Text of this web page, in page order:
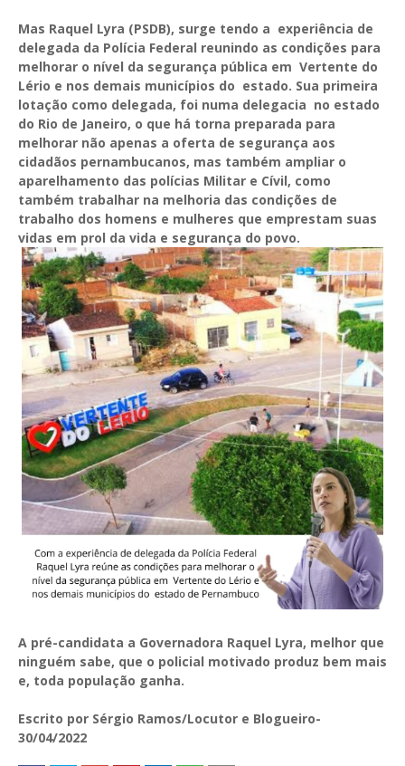
Mas Raquel Lyra (PSDB), surge tendo a experiência de
delegada da Polícia Federal reunindo as condições para
melhorar o nível da segurança pública em Vertente do
Lério e nos demais municípios do estado. Sua primeira
lotação como delegada, foi numa delegacia no estado
do Rio de Janeiro, o que há torna preparada para
melhorar não apenas a oferta de segurança aos
cidadãos pernambucanos, mas também ampliar o
aparelhamento das polícias Militar e Cívil, como
também trabalhar na melhoria das condições de
trabalho dos homens e mulheres que emprestam suas
vidas em prol da vida e segurança do povo.
A pré-candidata a Governadora Raquel Lyra, melhor que
ninguém sabe, que o policial motivado produz bem mais
e, toda população ganha.
Escrito por Sérgio Ramos/Locutor e Blogueiro-
30/04/2022